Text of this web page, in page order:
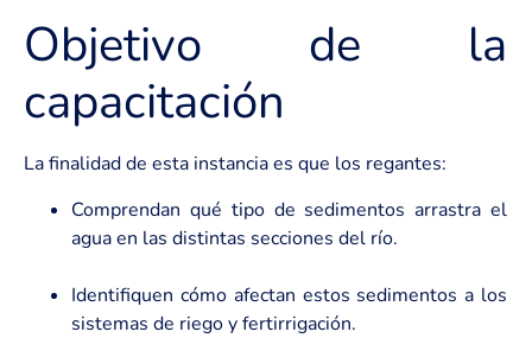
Objetivo de la
capacitación
La finalidad de esta instancia es que los regantes:
Comprendan qué tipo de sedimentos arrastra el
agua en las distintas secciones del río.
Identifiquen cómo afectan estos sedimentos a los
sistemas de riego y fertirrigación.